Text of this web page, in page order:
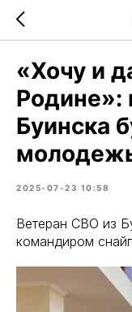
«Хочу и
Родине»:
Буинска
2025-07-23 10:58
Ветеран СВО из
командиром